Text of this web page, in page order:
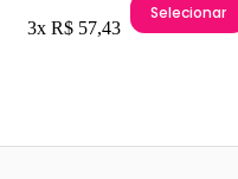
3x R$ 57,43
Selecionar